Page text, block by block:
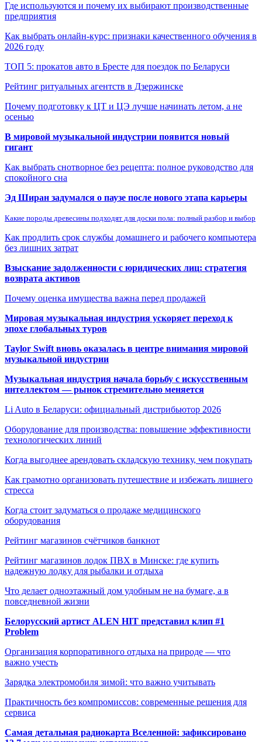
Где используются и почему их выбирают производственные
предприятия
Как выбрать онлайн-курс: признаки качественного обучения в
2026 году
ТОП 5: прокатов авто в Бресте для поездок по Беларуси
Рейтинг ритуальных агентств в Дзержинске
Почему подготовку к ЦТ и ЦЭ лучше начинать летом, а не
осенью
В мировой музыкальной индустрии появится новый
гигант
Как выбрать снотворное без рецепта: полное руководство для
спокойного сна
Эд Ширан задумался о паузе после нового этапа карьеры
Какие породы древесины подходят для доски пола: полный разбор и выбор
Как продлить срок службы домашнего и рабочего компьютера
без лишних затрат
Взыскание задолженности с юридических лиц: стратегия
возврата активов
Почему оценка имущества важна перед продажей
Мировая музыкальная индустрия ускоряет переход к
эпохе глобальных туров
Taylor Swift вновь оказалась в центре внимания мировой
музыкальной индустрии
Музыкальная индустрия начала борьбу с искусственным
интеллектом — рынок стремительно меняется
Li Auto в Беларуси: официальный дистрибьютор 2026
Оборудование для производства: повышение эффективности
технологических линий
Когда выгоднее арендовать складскую технику, чем покупать
Как грамотно организовать путешествие и избежать лишнего
стресса
Когда стоит задуматься о продаже медицинского
оборудования
Рейтинг магазинов счётчиков банкнот
Рейтинг магазинов лодок ПВХ в Минске: где купить
надежную лодку для рыбалки и отдыха
Что делает одноэтажный дом удобным не на бумаге, а в
повседневной жизни
Белорусский артист ALEN HIT представил клип #1
Problem
Организация корпоративного отдыха на природе — что
важно учесть
Зарядка электромобиля зимой: что важно учитывать
Практичность без компромиссов: современные решения для
сервиса
Самая детальная радиокарта Вселенной: зафиксировано